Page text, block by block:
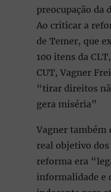
preocupação da
Ao criticar a
de Temer, que
100 itens da
CUT, Vagner
“tirar direitos
gera miséria”
Vagner também
real objetivo
reforma era
informalidade e